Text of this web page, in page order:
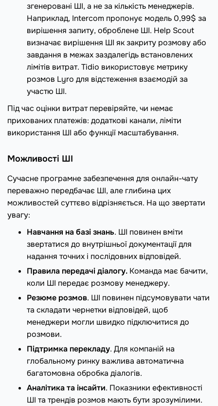
згенеровані ШІ, а не за кількість менеджерів.
Наприклад, Intercom пропонує модель 0,99$ за
вирішення запиту, оброблене ШІ. Help Scout
визначає вирішення ШІ як закриту розмову або
завдання в межах заздалегідь встановлених
лімітів витрат. Tidio використовує метрику
розмов Lyro для відстеження взаємодій за
участю ШІ.
Під час оцінки витрат перевіряйте, чи немає
прихованих платежів: додаткові канали, ліміти
використання ШІ або функції масштабування.
Можливості ШІ
Сучасне програмне забезпечення для онлайн-чату
переважно передбачає ШІ, але глибина цих
можливостей суттєво відрізняється. На що звертати
увагу:
Навчання на базі знань. ШІ повинен вміти
звертатися до внутрішньої документації для
надання точних і послідовних відповідей.
Правила передачі діалогу. Команда має бачити,
коли ШІ передає розмову менеджеру.
Резюме розмов. ШІ повинен підсумовувати чати
та складати чернетки відповідей, щоб
менеджери могли швидко підключитися до
розмови.
Підтримка перекладу. Для компаній на
глобальному ринку важлива автоматична
багатомовна обробка діалогів.
Аналітика та інсайти. Показники ефективності
ШІ та трендів розмов мають бути зрозумілими.